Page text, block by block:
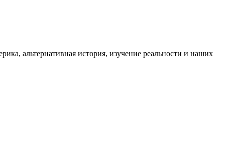
альтернативная история, изучение реальности и наших